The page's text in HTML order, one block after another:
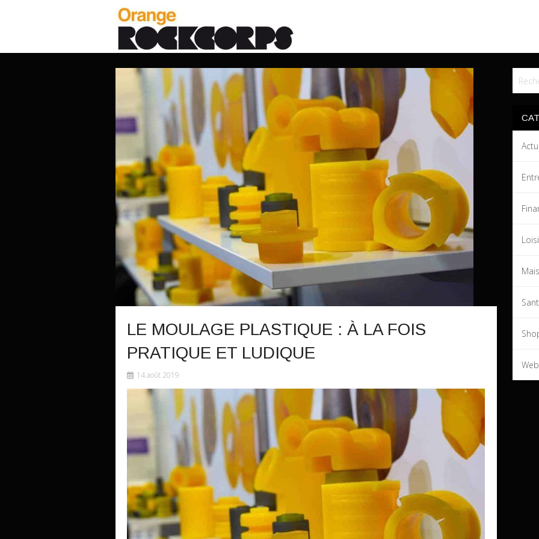
LE MOULAGE PLASTIQUE : À LA FOIS
PRATIQUE ET LUDIQUE
14 août 2019
Web